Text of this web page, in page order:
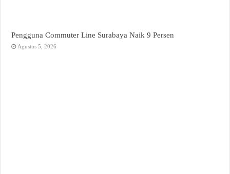
Pengguna Commuter Line Surabaya Naik 9 Persen
Agustus 5, 2026